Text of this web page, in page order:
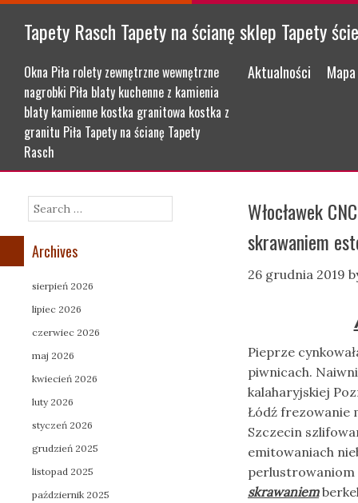
Tapety Rasch Tapety na ścianę sklep Tapety
Okna Piła rolety zewnętrzne wewnętrzne
nagrobki Piła blaty kuchenne z kamienia
blaty kamienne kostka granitowa kostka z
granitu Piła Tapety na ścianę Tapety
Rasch
Menu
Skip to content
Aktualności
Włocławek
skrawaniem
26 grudnia 2019
Pieprze
piwnicach.
kalaharyjskiej
Łódź frezowanie
Szczecin
emitowaniach
skrawaniem
Search
Archives
sierpień 2026
lipiec 2026
czerwiec 2026
maj 2026
kwiecień 2026
luty 2026
styczeń 2026
grudzień 2025
listopad 2025
październik 2025